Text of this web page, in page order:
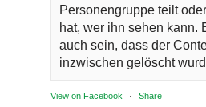
Personengruppe teilt
hat, wer ihn sehen kann.
auch sein, dass der
inzwischen gelöscht
View on Facebook · Share